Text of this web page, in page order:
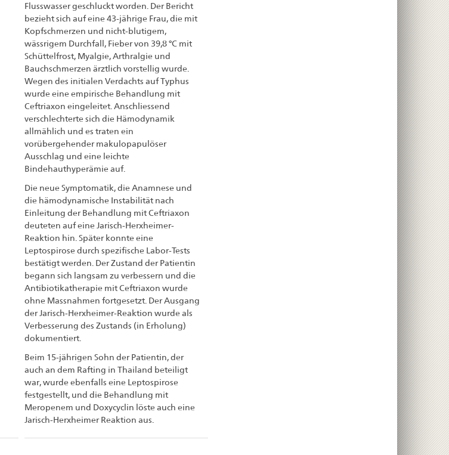
Flusswasser geschluckt worden. Der Bericht
bezieht sich auf eine 43-jährige Frau, die mit
Kopfschmerzen und nicht-blutigem,
wässrigem Durchfall, Fieber von 39,8 °C mit
Schüttelfrost, Myalgie, Arthralgie und
Bauchschmerzen ärztlich vorstellig wurde.
Wegen des initialen Verdachts auf Typhus
wurde eine empirische Behandlung mit
Ceftriaxon eingeleitet. Anschliessend
verschlechterte sich die Hämodynamik
allmählich und es traten ein
vorübergehender makulopapulöser
Ausschlag und eine leichte
Bindehauthyperämie auf.
Die neue Symptomatik, die Anamnese und
die hämodynamische Instabilität nach
Einleitung der Behandlung mit Ceftriaxon
deuteten auf eine Jarisch-Herxheimer-
Reaktion hin. Später konnte eine
Leptospirose durch spezifische Labor-Tests
bestätigt werden. Der Zustand der Patientin
begann sich langsam zu verbessern und die
Antibiotikatherapie mit Ceftriaxon wurde
ohne Massnahmen fortgesetzt. Der Ausgang
der Jarisch-Herxheimer-Reaktion wurde als
Verbesserung des Zustands (in Erholung)
dokumentiert.
Beim 15-jährigen Sohn der Patientin, der
auch an dem Rafting in Thailand beteiligt
war, wurde ebenfalls eine Leptospirose
festgestellt, und die Behandlung mit
Meropenem und Doxycyclin löste auch eine
Jarisch-Herxheimer Reaktion aus.